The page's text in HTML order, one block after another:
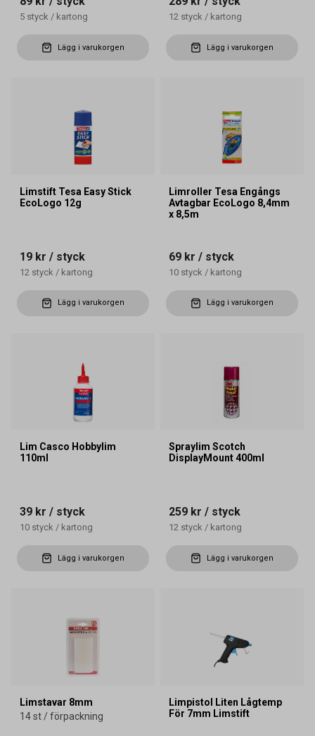
5 styck / kartong
Lägg i varukorgen
12 styck / kartong
Lägg i varukorgen
Limstift Tesa Easy Stick
EcoLogo 12g
19 kr / styck
12 styck / kartong
Lägg i varukorgen
Limroller Tesa Engångs
Avtagbar EcoLogo 8,4mm
x 8,5m
69 kr / styck
10 styck / kartong
Lägg i varukorgen
Lim Casco Hobbylim
110ml
39 kr / styck
10 styck / kartong
Lägg i varukorgen
Spraylim Scotch
DisplayMount 400ml
259 kr / styck
12 styck / kartong
Lägg i varukorgen
Limstavar 8mm
14 st / förpackning
Limpistol Liten Lågtemp
För 7mm Limstift